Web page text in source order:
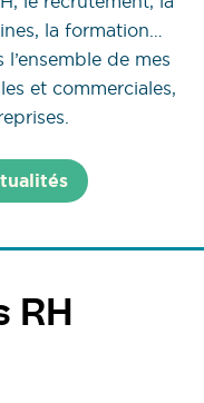
la formation…
de mes
et commerciales,
RH